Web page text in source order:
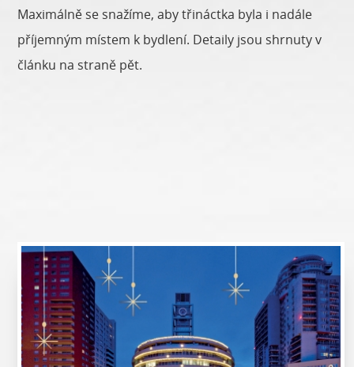
Maximálně se snažíme, aby třináctka byla i nadále
příjemným místem k bydlení. Detaily jsou shrnuty v
článku na straně pět.